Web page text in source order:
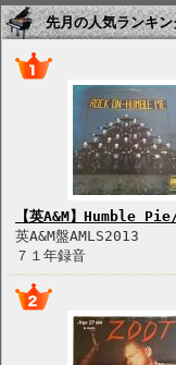
先月の人気ランキン
【英A&M】Humble
英A&M盤AMLS2013
７１年録音